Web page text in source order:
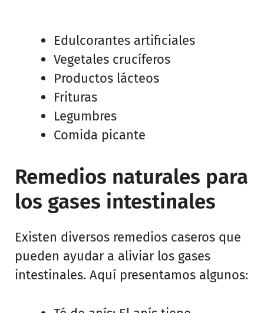
Edulcorantes artificiales
Vegetales crucíferos
Productos lácteos
Frituras
Legumbres
Comida picante
Remedios naturales para
los gases intestinales
Existen diversos remedios caseros que
pueden ayudar a aliviar los gases
intestinales. Aquí presentamos algunos: